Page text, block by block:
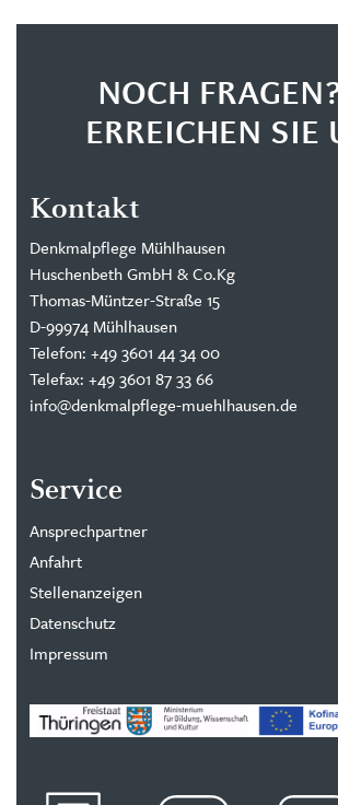
NOCH
ERREICHEN SIE
Kontakt
Denkmalpflege Mühlhausen
Huschenbeth GmbH & Co.Kg
Thomas-Müntzer-Straße 15
D-99974 Mühlhausen
Telefon: +49 3601 44 34 00
Telefax: +49 3601 87 33 66
info@denkmalpflege-muehlhausen.de
Service
Ansprechpartner
Anfahrt
Stellenanzeigen
Datenschutz
Impressum